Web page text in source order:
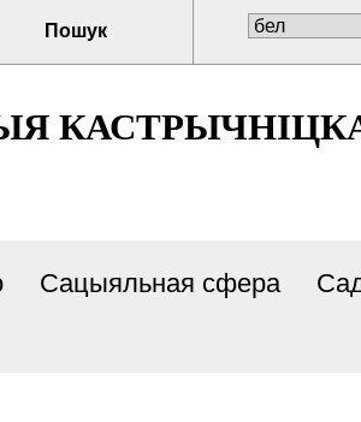
Пошук
Сацыяльная сфера